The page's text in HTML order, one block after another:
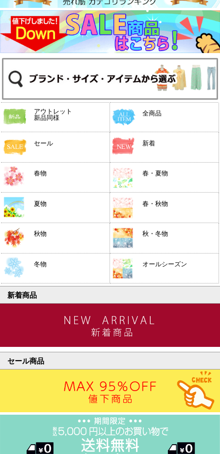
アウトレット
新品同様
全商品
セール 新着
春物 春・夏物
夏物 春・秋物
秋物 秋・冬物
冬物 オールシーズン
新着商品
セール商品